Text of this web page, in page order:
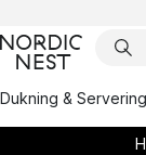
Dukning & Servering